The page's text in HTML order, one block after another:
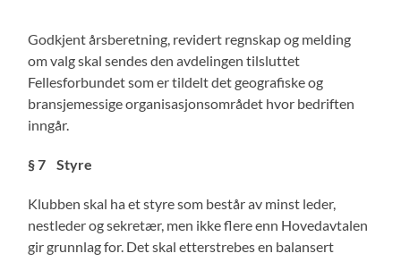
Godkjent årsberetning, revidert regnskap og melding
om valg skal sendes den avdelingen tilsluttet
Fellesforbundet som er tildelt det geografiske og
bransjemessige organisasjonsområdet hvor bedriften
inngår.
§ 7 Styre
Klubben skal ha et styre som består av minst leder,
nestleder og sekretær, men ikke flere enn Hovedavtalen
gir grunnlag for. Det skal etterstrebes en balansert